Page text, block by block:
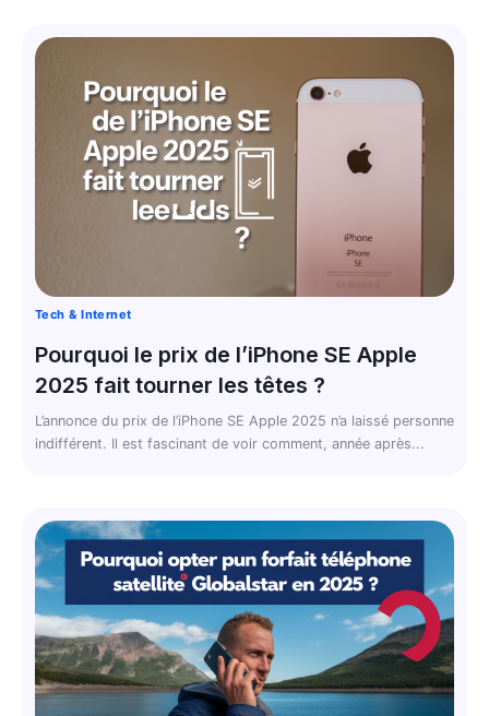
Tech & Internet
Pourquoi le prix de l’iPhone SE Apple
2025 fait tourner les têtes ?
L’annonce du prix de l’iPhone SE Apple 2025 n’a laissé personne
indifférent. Il est fascinant de voir comment, année après...